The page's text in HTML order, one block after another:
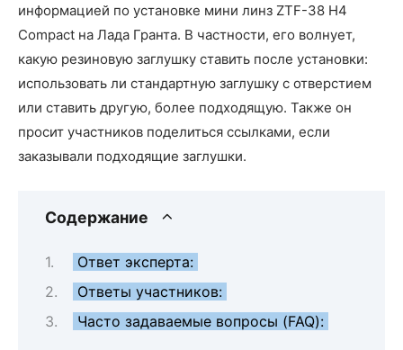
информацией по установке мини линз ZTF-38 H4
Compact на Лада Гранта. В частности, его волнует,
какую резиновую заглушку ставить после установки:
использовать ли стандартную заглушку с отверстием
или ставить другую, более подходящую. Также он
просит участников поделиться ссылками, если
заказывали подходящие заглушки.
Содержание
Ответ эксперта:
Ответы участников:
Часто задаваемые вопросы (FAQ):